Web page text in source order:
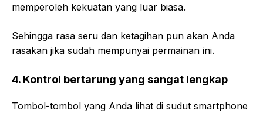
memperoleh kekuatan yang luar biasa.
Sehingga rasa seru dan ketagihan pun akan Anda
rasakan jika sudah mempunyai permainan ini.
4. Kontrol bertarung yang sangat lengkap
Tombol-tombol yang Anda lihat di sudut smartphone